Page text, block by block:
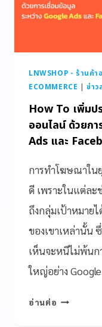
LNWSHOP - ร้านค้า
ECOMMERCE |ข่าว
How To เพิ่มป
ออนไลน์ ด้วยก
Ads และ
การทำโฆษณาใน
ดี เพราะในแต่ละ
ถึงกลุ่มเป้าหมาย
ของเขาเหล่านั้น
เห็นจะหนีไม่พ้น
ใหญ่อย่าง
อ่านต่อ